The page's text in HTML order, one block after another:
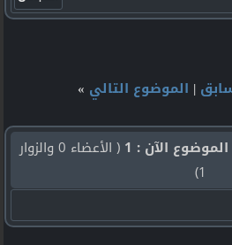
| الموضوع التالي »
الآن : 1
( الأعضاء 0 والزوار
1)